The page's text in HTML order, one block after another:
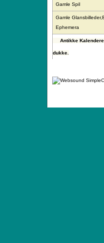
Gamle Spil
Gamle
Ephemera
Antikke
dukke.